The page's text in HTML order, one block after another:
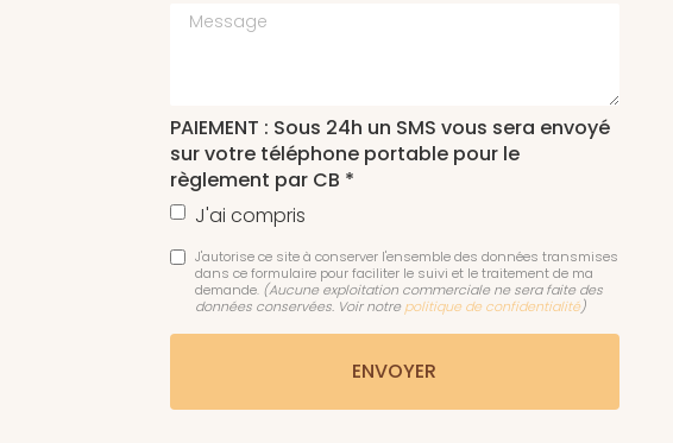
Message
PAIEMENT : Sous 24h un SMS vous sera envoyé
sur votre téléphone portable pour le
règlement par CB *
J'ai compris
J'autorise ce site à conserver l'ensemble des données transmises
dans ce formulaire pour faciliter le suivi et le traitement de ma
demande. (Aucune exploitation commerciale ne sera faite des
données conservées. Voir notre politique de confidentialité)